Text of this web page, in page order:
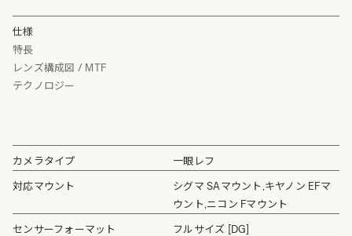
仕様
特長
レンズ構成図 / MTF
テクノロジー
カメラタイプ 一眼レフ
対応マウント
シグマ SAマウント,キヤノン EFマ
ウント,ニコン Fマウント
センサーフォーマット フルサイズ [DG]